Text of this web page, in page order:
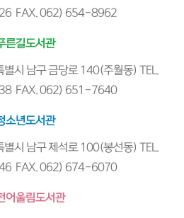
FAX. 062) 654-8962
른길도서관
시 남구 금당로 140(주월동) TEL.
FAX. 062) 651-7640
소년도서관
시 남구 제석로 100(봉선동) TEL.
FAX. 062) 674-6070
어울림도서관